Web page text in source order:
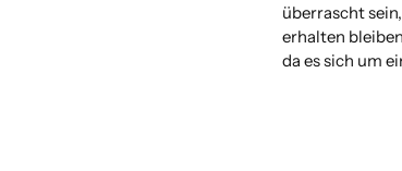
überrascht
erhalten
da es sich um